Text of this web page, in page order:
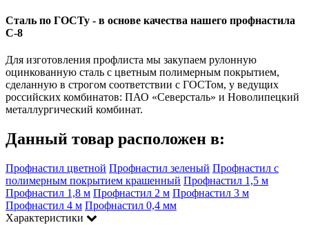
Сталь по ГОСТу - в основе качества нашего профнастила
C-8
Для изготовления профлиста мы закупаем рулонную
оцинкованную сталь с цветным полимерным покрытием,
сделанную в строгом соответствии с ГОСТом, у ведущих
российских комбинатов: ПАО «Северсталь» и Новолипецкий
металлургический комбинат.
Данный товар расположен в:
Профнастил цветной Профнастил зеленый Профнастил с
полимерным покрытием крашенный Профнастил 1,5 м
Профнастил 1,8 м Профнастил 2 м Профнастил 3 м
Профнастил 4 м Профнастил 0,4 мм
Характеристики